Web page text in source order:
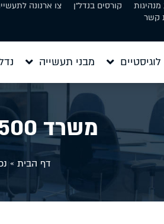
קורסים בנדל״ן צו ארנונה
קשר
מבני תעשייה
משרד 500 מר להשכרה באשדוד
דף הבית »